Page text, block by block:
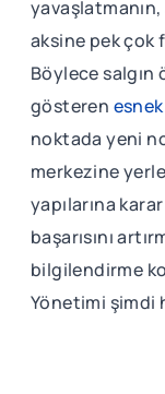
aksine pek çok
Böylece salgın
gösteren
noktada yeni
merkezine
yapılarına
başarısını
bilgilendirme
Yönetimi şimdi